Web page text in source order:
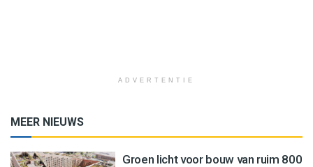
ADVERTENTIE
MEER NIEUWS
Groen licht voor bouw van ruim 800